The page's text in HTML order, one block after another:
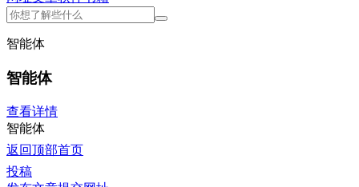
智能体
智能体
查看详情
智能体
返回顶部首页
投稿